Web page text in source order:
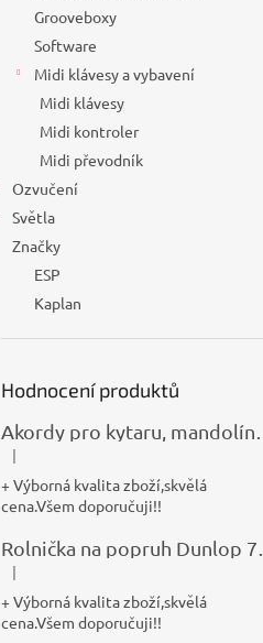
Grooveboxy
Software
Midi klávesy a vybavení
Midi klávesy
Midi kontroler
Midi převodník
Ozvučení
Světla
Značky
ESP
Kaplan
Hodnocení produktů
Hodnocení produktu je 5 z 5 hvězdiček.
|
+ Výborná kvalita zboží,skvělá
cena.Všem doporučuji!!
Hodnocení produktu je 5 z 5 hvězdiček.
|
+ Výborná kvalita zboží,skvělá
cena.Všem doporučuji!!